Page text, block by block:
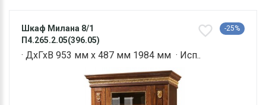
Шкаф Милана 8/1
П4.265.2.05(396.05)
-25%
· ДхГхВ 953 мм х 487 мм 1984 мм · Исп..